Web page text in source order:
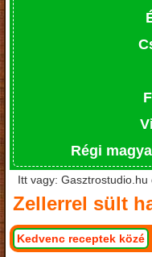
Régi
Itt vagy: Gasztrostudio.hu
Zellerrel sült
Kedvenc receptek közé